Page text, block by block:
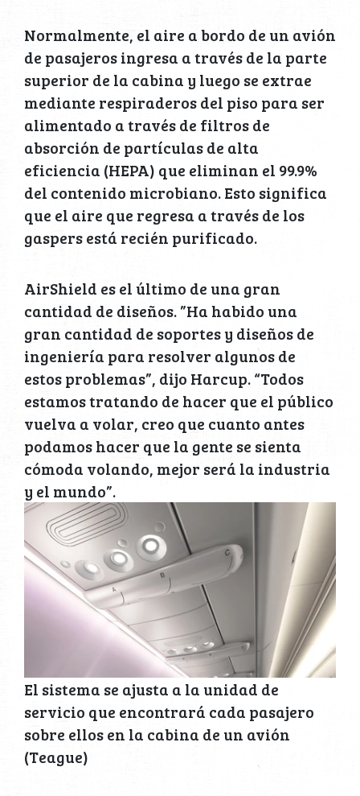
Normalmente, el aire a bordo de un avión
de pasajeros ingresa a través de la parte
superior de la cabina y luego se extrae
mediante respiraderos del piso para ser
alimentado a través de filtros de
absorción de partículas de alta
eficiencia (HEPA) que eliminan el 99.9%
del contenido microbiano. Esto significa
que el aire que regresa a través de los
gaspers está recién purificado.
AirShield es el último de una gran
cantidad de diseños. ”Ha habido una
gran cantidad de soportes y diseños de
ingeniería para resolver algunos de
estos problemas”, dijo Harcup. “Todos
estamos tratando de hacer que el público
vuelva a volar, creo que cuanto antes
podamos hacer que la gente se sienta
cómoda volando, mejor será la industria
y el mundo”.
El sistema se ajusta a la unidad de
servicio que encontrará cada pasajero
sobre ellos en la cabina de un avión
(Teague)